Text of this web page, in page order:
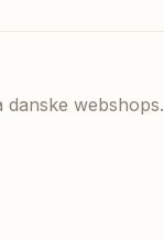
webshops.